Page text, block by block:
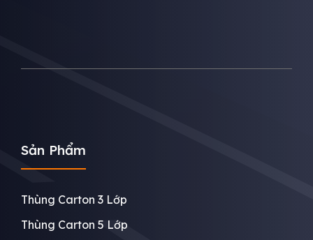
Sản Phẩm
Thùng Carton 3 Lớp
Thùng Carton 5 Lớp